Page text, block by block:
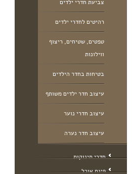
צביעת חדרי ילדים
רהיטים לחדרי ילדים
טפטים, שטיחים, ריצוף
ווילונות
בטיחות בחדר הילדים
עיצוב חדר ילדים משותף
עיצוב חדרי נוער
עיצוב חדר נערה
חדרי תינוקות
פינת אוכל